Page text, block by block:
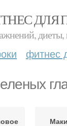
ДЛЯ
диеты,
фитнес